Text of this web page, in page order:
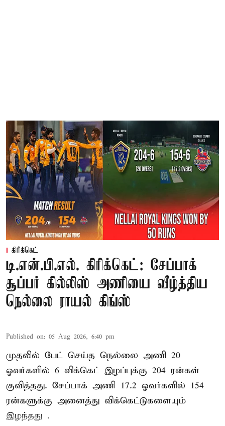
கிரிக்கெட்
டி.என்.பி.எல். கிரிக்கெட்: சேப்பாக்
சூப்பர் கில்லிஸ் அணியை வீழ்த்திய
நெல்லை ராயல் கிங்ஸ்
Published on: 05 Aug 2026, 6:40 pm
முதலில் பேட் செய்த நெல்லை அணி 20
ஓவர்களில் 6 விக்கெட் இழப்புக்கு 204 ரன்கள்
குவித்தது. சேப்பாக் அணி 17.2 ஓவர்களில் 154
ரன்களுக்கு அனைத்து விக்கெட்டுகளையும்
இழந்தது .